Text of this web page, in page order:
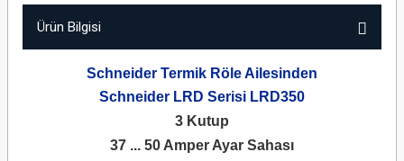
Ürün Bilgisi
Schneider Termik Röle Ailesinden
Schneider LRD Serisi LRD350
3 Kutup
37 ... 50 Amper Ayar Sahası